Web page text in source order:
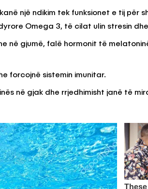
një ndikim tek funksionet e tij për
Omega 3, të cilat ulin stresin
në gjumë, falë hormonit të
forcojnë sistemin imunitar.
në gjak dhe rrjedhimisht janë të